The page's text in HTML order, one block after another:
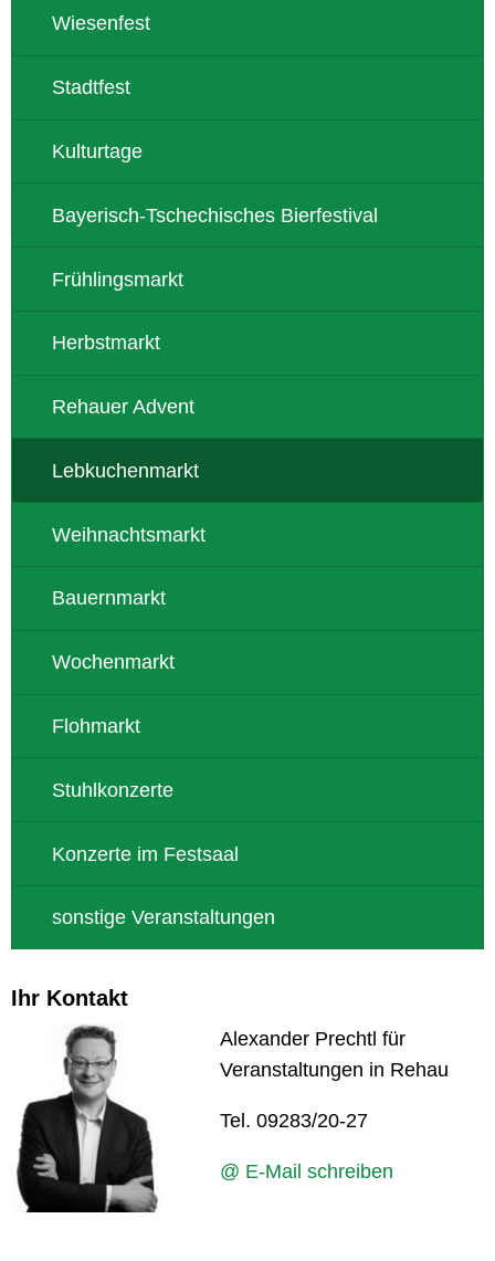
Wiesenfest
Stadtfest
Kulturtage
Bayerisch-Tschechisches Bierfestival
Frühlingsmarkt
Herbstmarkt
Rehauer Advent
Lebkuchenmarkt
Weihnachtsmarkt
Bauernmarkt
Wochenmarkt
Flohmarkt
Stuhlkonzerte
Konzerte im Festsaal
sonstige Veranstaltungen
Ihr Kontakt
Alexander Prechtl für
Veranstaltungen in Rehau
Tel. 09283/20-27
@ E-Mail schreiben